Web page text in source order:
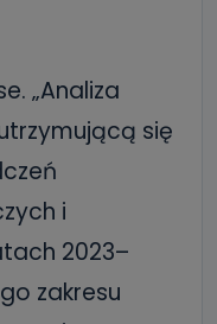
„Analiza
się
i
2023–
zakresu